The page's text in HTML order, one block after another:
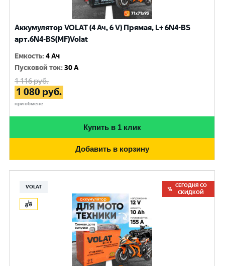
Аккумулятор VOLAT (4 Ач, 6 V) Прямая, L+ 6N4-BS
арт.6N4-BS(MF)Volat
Емкость:4 Ач
Пусковой ток:30 A
1 116руб.
1 080 руб.
при обмене
Купить в 1 клик
Добавить в корзину
VOLAT
СЕГОДНЯ СО
СКИДКОЙ